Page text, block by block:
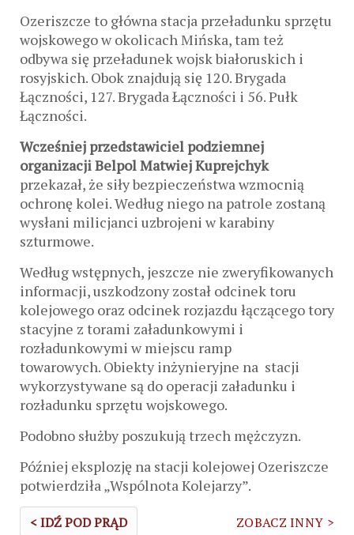
Ozeriszcze to główna stacja przeładunku sprzętu
wojskowego w okolicach Mińska, tam też
odbywa się przeładunek wojsk białoruskich i
rosyjskich. Obok znajdują się 120. Brygada
Łączności, 127. Brygada Łączności i 56. Pułk
Łączności.
Wcześniej przedstawiciel podziemnej
organizacji Belpol Matwiej Kuprejchyk
przekazał, że siły bezpieczeństwa wzmocnią
ochronę kolei. Według niego na patrole zostaną
wysłani milicjanci uzbrojeni w karabiny
szturmowe.
Według wstępnych, jeszcze nie zweryfikowanych
informacji, uszkodzony został odcinek toru
kolejowego oraz odcinek rozjazdu łączącego tory
stacyjne z torami załadunkowymi i
rozładunkowymi w miejscu ramp
towarowych. Obiekty inżynieryjne na stacji
wykorzystywane są do operacji załadunku i
rozładunku sprzętu wojskowego.
Podobno służby poszukują trzech mężczyzn.
Później eksplozję na stacji kolejowej Ozeriszcze
potwierdziła „Wspólnota Kolejarzy”.
< IDŹ POD PRĄD ZOBACZ INNY >